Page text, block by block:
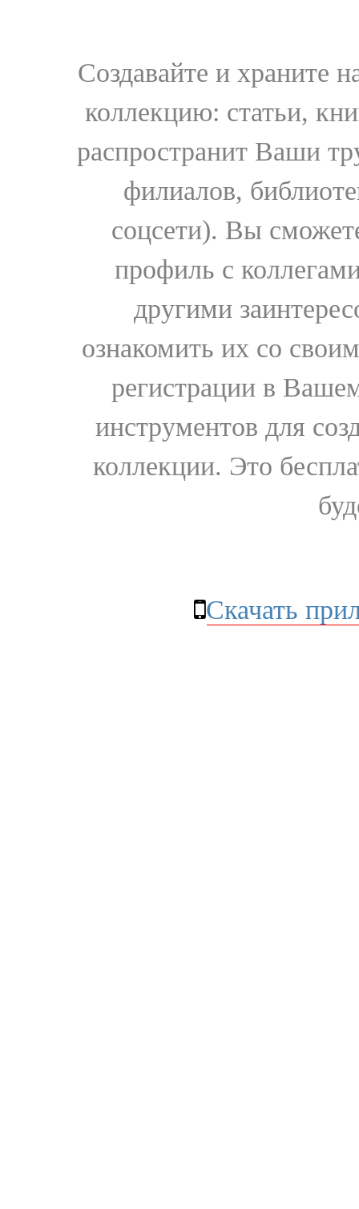
Создавайте и храните
коллекцию: статьи,
распространит Ваши
филиалов,
соцсети). Вы
профиль с
другими
ознакомить их со
регистрации в
инструментов для
коллекции. Это
Скачать